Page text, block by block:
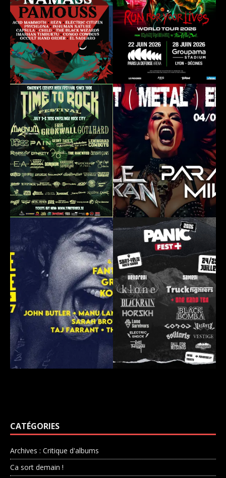
CATÉGORIES
Archives : Critique d'albums
Ca sort demain !